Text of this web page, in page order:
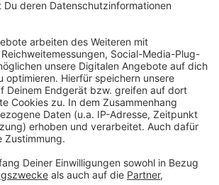
leere A57...
crop_free
leere A57...